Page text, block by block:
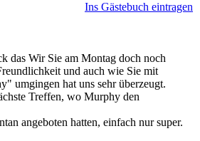
Ins Gästebuch eintragen
das Wir Sie am Montag doch noch
und auch wie Sie mit
umgingen hat uns sehr überzeugt.
Treffen, wo Murphy den
angeboten hatten, einfach nur super.